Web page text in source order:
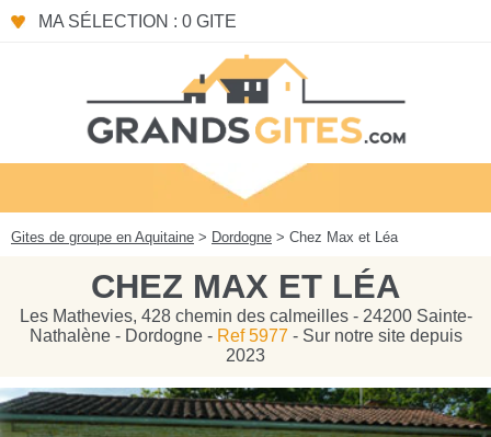
MA SÉLECTION : 0 GITE
Gites de groupe en Aquitaine > Dordogne > Chez Max et Léa
CHEZ MAX ET LÉA
Les Mathevies, 428 chemin des calmeilles - 24200 Sainte-
Nathalène - Dordogne - Ref 5977 - Sur notre site depuis
2023
Panneau de gestion des cookies